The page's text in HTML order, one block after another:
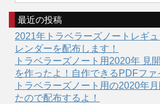
最近の投稿
2021年トラベラーズノートレギ
レンダーを配布します！
トラベラーズノート用2020年 見
を作ったよ！自作できるPDFファ
トラベラーズノート用の2020年
たので配布するよ！